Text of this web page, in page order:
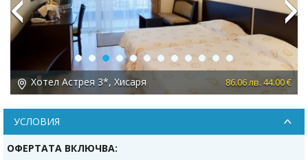
Хотел Астрея 3*, Хисаря 86.06 лв. 44.00 €
Next
УСЛОВИЯ
ОФЕРТАТА ВКЛЮЧВА: